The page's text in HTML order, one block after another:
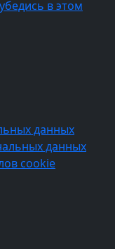
данных
данных
cookie